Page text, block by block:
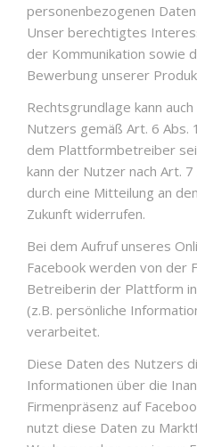
personenbezogenen
Unser berechtigtes
der Kommunikation sowie
Bewerbung unserer
Rechtsgrundlage kann
Nutzers gemäß Art. 6 Abs.
dem Plattformbetreiber
kann der Nutzer nach Art.
durch eine Mitteilung an
Zukunft widerrufen.
Bei dem Aufruf unseres
Facebook werden von der
Betreiberin der Plattform
(z.B. persönliche
verarbeitet.
Diese Daten des Nutzers
Informationen über die
Firmenpräsenz auf
nutzt diese Daten zu